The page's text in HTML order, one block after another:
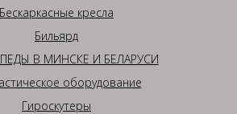
Бескаркасные кресла
Бильярд
В МИНСКЕ И БЕЛАРУСИ
оборудование
Гироскутеры